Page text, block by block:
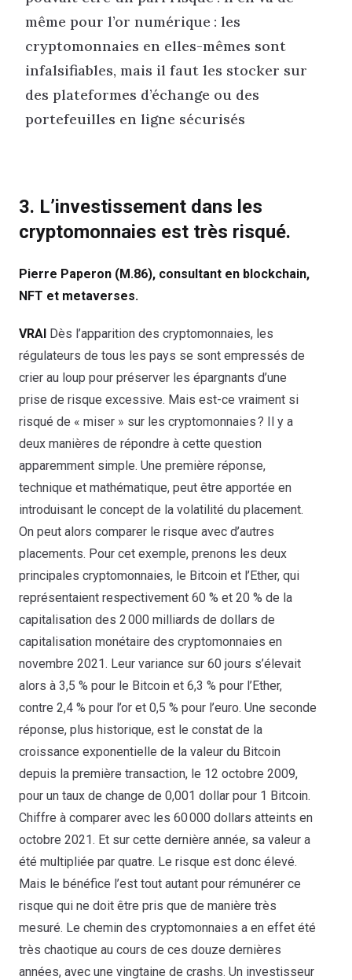
même pour l’or numérique : les
cryptomonnaies en elles-mêmes sont
infalsifiables, mais il faut les stocker sur
des plateformes d’échange ou des
portefeuilles en ligne sécurisés
3. L’investissement dans les
cryptomonnaies est très risqué.
Pierre Paperon (M.86), consultant en blockchain,
NFT et metaverses.
VRAI Dès l’apparition des cryptomonnaies, les
régulateurs de tous les pays se sont empressés de
crier au loup pour préserver les épargnants d’une
prise de risque excessive. Mais est-ce vraiment si
risqué de « miser » sur les cryptomonnaies ? Il y a
deux manières de répondre à cette question
apparemment simple. Une première réponse,
technique et mathématique, peut être apportée en
introduisant le concept de la volatilité du placement.
On peut alors comparer le risque avec d’autres
placements. Pour cet exemple, prenons les deux
principales cryptomonnaies, le Bitcoin et l’Ether, qui
représentaient respectivement 60 % et 20 % de la
capitalisation des 2 000 milliards de dollars de
capitalisation monétaire des cryptomonnaies en
novembre 2021. Leur variance sur 60 jours s’élevait
alors à 3,5 % pour le Bitcoin et 6,3 % pour l’Ether,
contre 2,4 % pour l’or et 0,5 % pour l’euro. Une seconde
réponse, plus historique, est le constat de la
croissance exponentielle de la valeur du Bitcoin
depuis la première transaction, le 12 octobre 2009,
pour un taux de change de 0,001 dollar pour 1 Bitcoin.
Chiffre à comparer avec les 60 000 dollars atteints en
octobre 2021. Et sur cette dernière année, sa valeur a
été multipliée par quatre. Le risque est donc élevé.
Mais le bénéfice l’est tout autant pour rémunérer ce
risque qui ne doit être pris que de manière très
mesuré. Le chemin des cryptomonnaies a en effet été
très chaotique au cours de ces douze dernières
années, avec une vingtaine de crashs. Un investisseur